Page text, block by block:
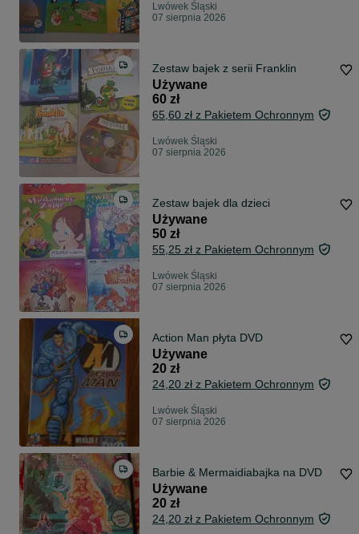
Lwówek Śląski
07 sierpnia 2026
Zestaw bajek z serii Franklin
Używane
60 zł
65,60 zł z Pakietem Ochronnym
Lwówek Śląski
07 sierpnia 2026
Zestaw bajek dla dzieci
Używane
50 zł
55,25 zł z Pakietem Ochronnym
Lwówek Śląski
07 sierpnia 2026
Action Man płyta DVD
Używane
20 zł
24,20 zł z Pakietem Ochronnym
Lwówek Śląski
07 sierpnia 2026
Barbie & Mermaidiabajka na DVD
Używane
20 zł
24,20 zł z Pakietem Ochronnym